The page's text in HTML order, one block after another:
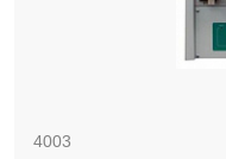
4003